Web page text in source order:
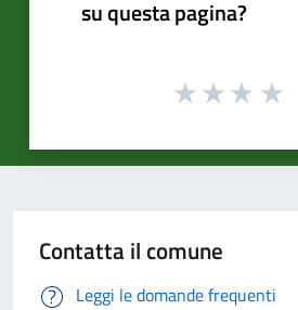
su questa pagina?
Contatta il comune
Leggi le domande frequenti